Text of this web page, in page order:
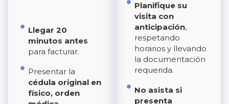
Llegar 20
minutos antes
para facturar.
Presentar la
cédula original en
físico, orden
Planifique su
visita con
anticipación,
respetando
horarios y llevando
la documentación
requerida.
No asista si
presenta